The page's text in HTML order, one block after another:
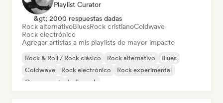
Playlist Curator
&gt; 2000 respuestas dadas
Rock alternativoBluesRock cristianoColdwave
Rock electrónico
Agregar artistas a mis playlists de mayor impacto
Rock & Roll / Rock clásico Rock alternativo
Blues
Coldwave
Rock electrónico
Rock experimental
Garage rock
Indie rock